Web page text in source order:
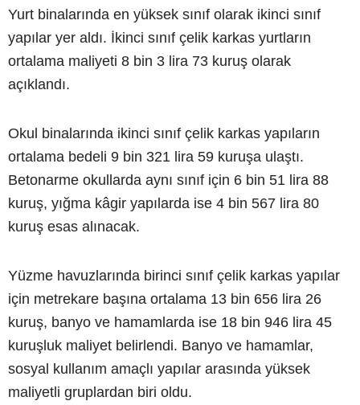
Yurt binalarında en yüksek sınıf olarak ikinci sınıf
yapılar yer aldı. İkinci sınıf çelik karkas yurtların
ortalama maliyeti 8 bin 3 lira 73 kuruş olarak
açıklandı.
Okul binalarında ikinci sınıf çelik karkas yapıların
ortalama bedeli 9 bin 321 lira 59 kuruşa ulaştı.
Betonarme okullarda aynı sınıf için 6 bin 51 lira 88
kuruş, yığma kâgir yapılarda ise 4 bin 567 lira 80
kuruş esas alınacak.
Yüzme havuzlarında birinci sınıf çelik karkas yapılar
için metrekare başına ortalama 13 bin 656 lira 26
kuruş, banyo ve hamamlarda ise 18 bin 946 lira 45
kuruşluk maliyet belirlendi. Banyo ve hamamlar,
sosyal kullanım amaçlı yapılar arasında yüksek
maliyetli gruplardan biri oldu.